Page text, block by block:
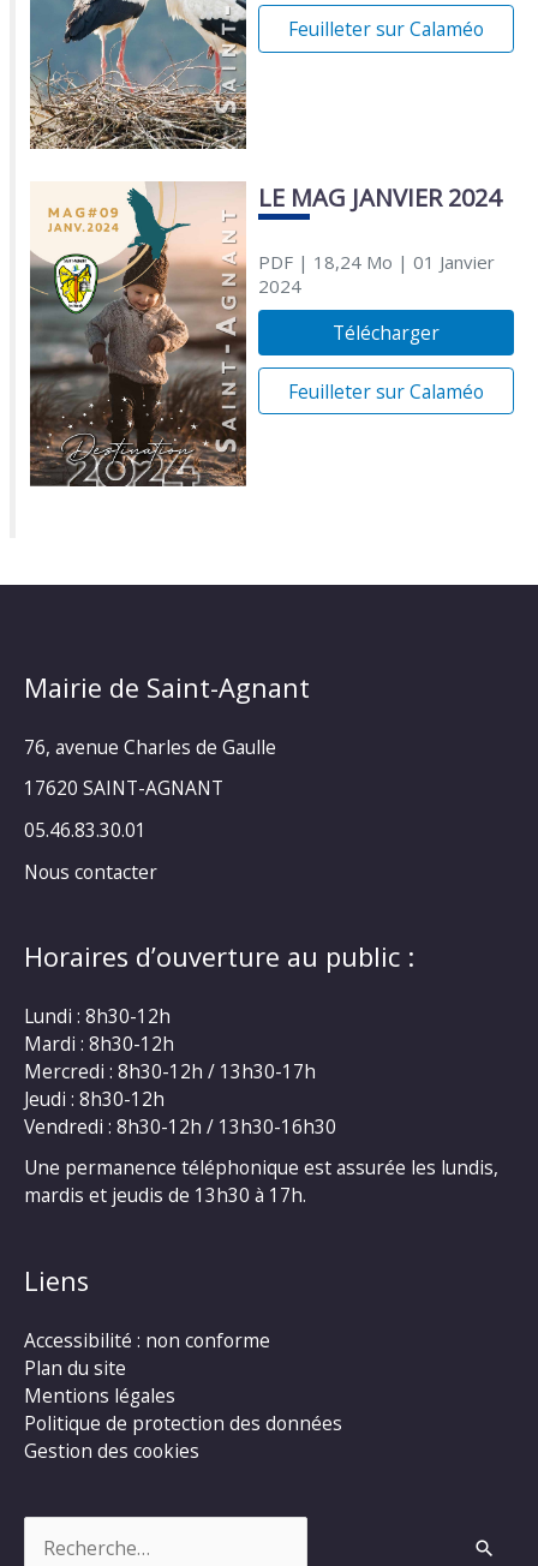
Feuilleter sur Calaméo
LE MAG JANVIER 2024
PDF| 18,24 Mo | 01 Janvier
2024
Télécharger
Feuilleter sur Calaméo
Mairie de Saint-Agnant
76, avenue Charles de Gaulle
17620 SAINT-AGNANT
05.46.83.30.01
Nous contacter
Horaires d’ouverture au public :
Lundi : 8h30-12h
Mardi : 8h30-12h
Mercredi : 8h30-12h / 13h30-17h
Jeudi : 8h30-12h
Vendredi : 8h30-12h / 13h30-16h30
Une permanence téléphonique est assurée les lundis,
mardis et jeudis de 13h30 à 17h.
Liens
Accessibilité : non conforme
Plan du site
Mentions légales
Politique de protection des données
Gestion des cookies